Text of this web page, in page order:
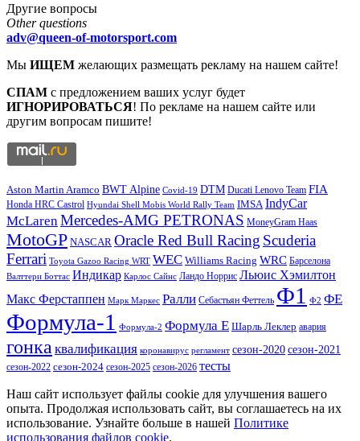
Другие вопросы
Other questions
adv@queen-of-motorsport.com
Мы ИЩЕМ желающих размещать рекламу на нашем сайте!
СПАМ с предложением ваших услуг будет
ИГНОРИРОВАТЬСЯ! По рекламе на нашем сайте или
другим вопросам пишите!
Aston Martin Aramco BWT Alpine Covid-19 DTM Ducati Lenovo Team FIA
Honda HRC Castrol Hyundai Shell Mobis World Rally Team IMSA IndyCar
McLarenMercedes-AMG PETRONAS MoneyGram Haas
MotoGP NASCAR Oracle Red Bull Racing Scuderia
Ferrari Toyota Gazoo Racing WRT WEC Williams Racing WRC Барселона
Валттери Боттас Индикар Карлос Сайнс Ландо Норрис Льюис Хэмилтон
Макс Ферстаппен Марк Маркес Ралли Себастьян Феттель Ф1 Ф2 ФЕ
Формула-1 Формула-2 Формула Е Шарль Леклер авария
гонка квалификация коронавирус регламент сезон-2020сезон-2021
сезон-2022 сезон-2024 сезон-2025 сезон-2026 тесты
Наш сайт использует файлы cookie для улучшения вашего
опыта. Продолжая использовать сайт, вы соглашаетесь на их
использование. Узнайте больше в нашей Политике
использования файлов cookie.